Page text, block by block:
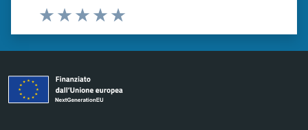
Valuta 5 stelle su 5
Valuta 4 stelle su 5
Valuta 3 stelle su 5
Valuta 2 stelle su 5
Valuta 1 stelle su 5